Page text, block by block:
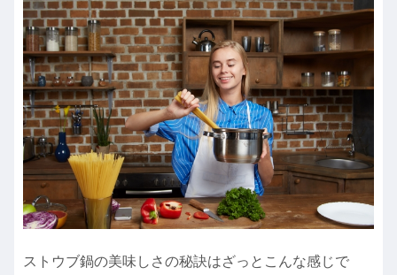
ストウブ鍋の美味しさの秘訣はざっとこんな感じで